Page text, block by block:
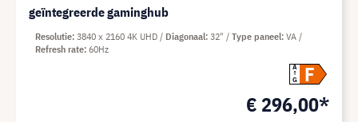
geïntegreerde gaminghub
A
G
F
€ 296,00*
Resolutie 3840 x 2160 4K UHD Diagonaal 32" Type paneel VA
Refresh rate 60Hz